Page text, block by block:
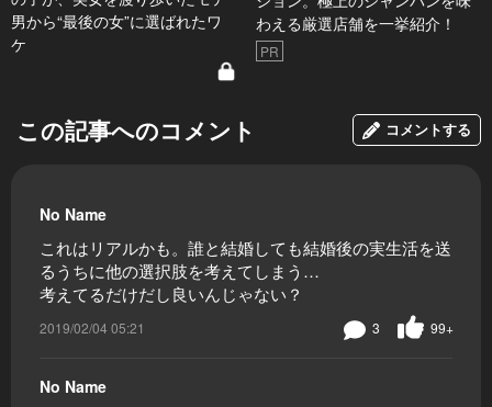
男から“最後の女”に選ばれたワ
ケ
わえる厳選店舗を一挙紹介！
PR
この記事へのコメント コメントする
No Name
これはリアルかも。誰と結婚しても結婚後の実生活を送
るうちに他の選択肢を考えてしまう…
考えてるだけだし良いんじゃない？
2019/02/04 05:21 99+
3
No Name